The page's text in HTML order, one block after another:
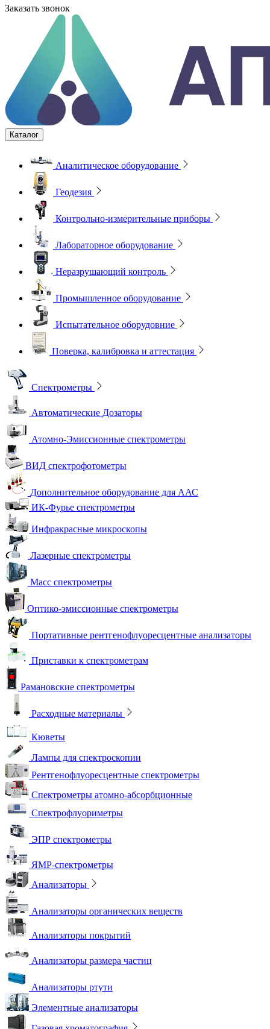
Заказать звонок
Каталог
Аналитическое оборудование
Геодезия
Контрольно-измерительные приборы
Лабораторное оборудование
Неразрушающий контроль
Промышленное оборудование
Испытательное оборудовние
Поверка, калибровка и аттестация
Спектрометры
Автоматические Дозаторы
Атомно-Эмиссионные спектрометры
ВИД спектрофотометры
Дополнительное оборудование для ААС
ИК-Фурье спектрометры
Инфракрасные микроскопы
Лазерные спектрометры
Масс спектрометры
Оптико-эмиссионные спектрометры
Портативные рентгенофлуоресцентные анализаторы
Приставки к спектрометрам
Рамановские спектрометры
Расходные материалы
Кюветы
Лампы для спектроскопии
Рентгенофлуоресцентные спектрометры
Спектрометры атомно-абсорбционные
Спектрофлуориметры
ЭПР спектрометры
ЯМР-спектрометры
Анализаторы
Анализаторы органических веществ
Анализаторы покрытий
Анализаторы размера частиц
Анализаторы ртути
Элементные анализаторы